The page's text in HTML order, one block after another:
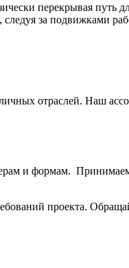
перекрывая путь
за подвижками
отраслей. Наш
и формам.
проекта.